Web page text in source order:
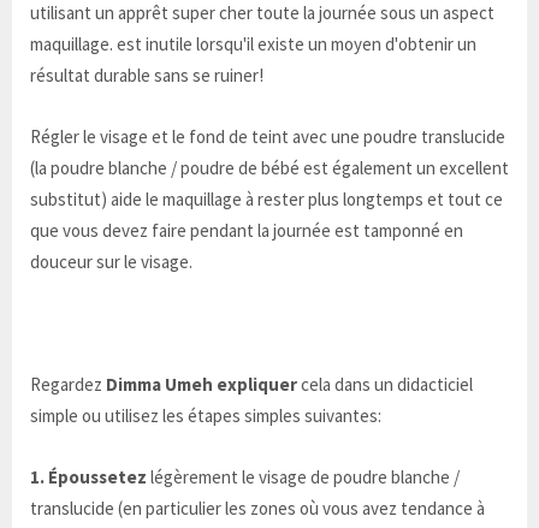
utilisant un apprêt super cher toute la journée sous un aspect
maquillage. est inutile lorsqu'il existe un moyen d'obtenir un
résultat durable sans se ruiner!
Régler le visage et le fond de teint avec une poudre translucide
(la poudre blanche / poudre de bébé est également un excellent
substitut) aide le maquillage à rester plus longtemps et tout ce
que vous devez faire pendant la journée est tamponné en
douceur sur le visage.
Regardez Dimma Umeh expliquercela dans un didacticiel
simple ou utilisez les étapes simples suivantes:
1. Époussetez légèrement le visage de poudre blanche /
translucide (en particulier les zones où vous avez tendance à